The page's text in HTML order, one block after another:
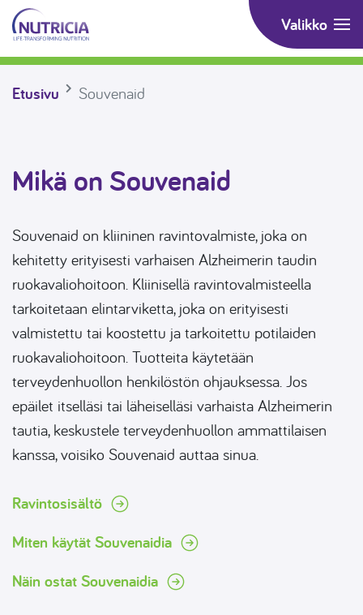
Siirry suoraan sisältöön
Souvenaid Valikko
Etusivu Souvenaid
Mikä on Souvenaid
Souvenaid on kliininen ravintovalmiste, joka on
kehitetty erityisesti varhaisen Alzheimerin taudin
ruokavaliohoitoon. Kliinisellä ravintovalmisteella
tarkoitetaan elintarviketta, joka on erityisesti
valmistettu tai koostettu ja tarkoitettu potilaiden
ruokavaliohoitoon. Tuotteita käytetään
terveydenhuollon henkilöstön ohjauksessa. Jos
epäilet itselläsi tai läheiselläsi varhaista Alzheimerin
tautia, keskustele terveydenhuollon ammattilaisen
kanssa, voisiko Souvenaid auttaa sinua.
Ravintosisältö
Miten käytät Souvenaidia
Näin ostat Souvenaidia